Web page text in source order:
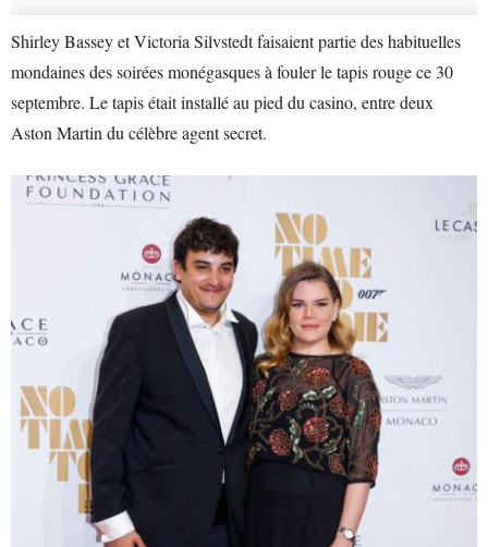
Shirley Bassey et Victoria Silvstedt faisaient partie des habituelles
mondaines des soirées monégasques à fouler le tapis rouge ce 30
septembre. Le tapis était installé au pied du casino, entre deux
Aston Martin du célèbre agent secret.